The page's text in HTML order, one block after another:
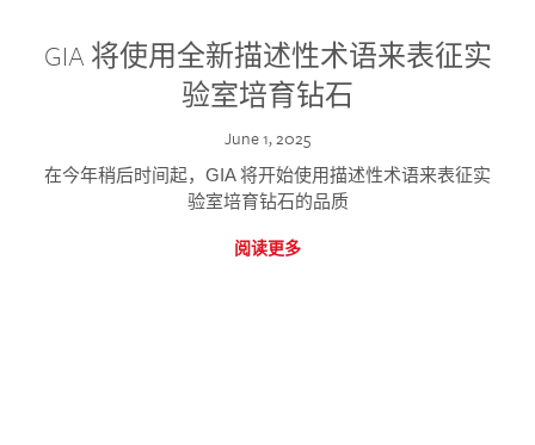
GIA 将使用全新描述性术语来表征实
验室培育钻石
June 1, 2025
在今年稍后时间起，GIA 将开始使用描述性术语来表征实
验室培育钻石的品质
阅读更多